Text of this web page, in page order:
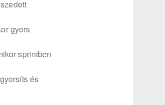
gyors
sprintben
és